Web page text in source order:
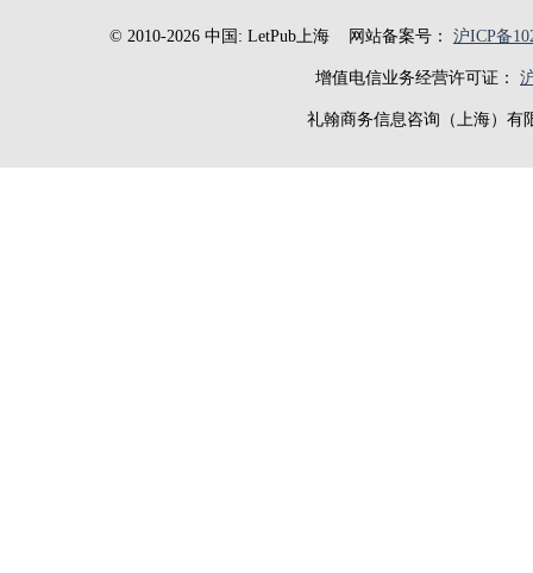
© 2010-2026 中国: LetPub上海网站备案号： 沪ICP备
增值电信业务经营许可证：
礼翰商务信息咨询（上海）